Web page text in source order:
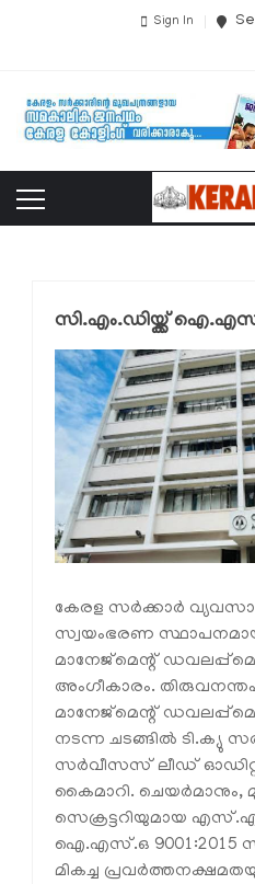
Sign In
സി.എം.ഡിയ്ക്ക്
കേരള സർക്കാർ
സ്വയംഭരണ
മാനേജ്മെന്റ്
അംഗീകാരം.
മാനേജ്മെന്റ്
നടന്ന ചടങ്ങിൽ ടി.ക്യു
സർവീസസ് ലീഡ് ഓഡിറ്റർ
കൈമാറി. ചെയർമാനും,
സെക്രട്ടറിയുമായ
ഐ.എസ്.ഒ 9001:2015
മികച്ച